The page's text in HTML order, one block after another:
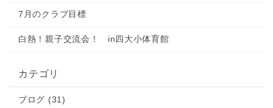
7月のクラブ目標
白熱！親子交流会！ in四大小体育館
カテゴリ
ブログ (31)